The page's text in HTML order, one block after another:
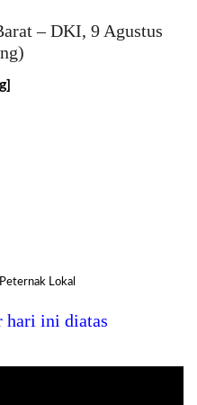
– DKI, 9 Agustus
Lokal
hari ini diatas